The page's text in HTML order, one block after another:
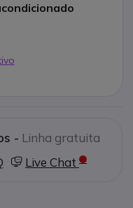
- Linha gratuita
Live Chat